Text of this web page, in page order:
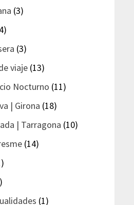
(3)
(3)
viaje (13)
Nocturno (11)
| Girona (18)
| Tarragona (10)
(14)
(1)